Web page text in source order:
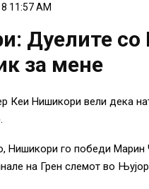
11:57 AM
Дуелите со
за мене
Кеи Нишикори вели дека
Нишикори го победи
на Грен слемот во